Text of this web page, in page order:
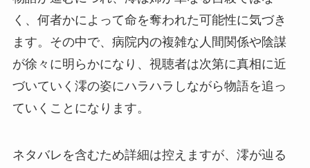
く、何者かによって命を奪われた可能性に気づき
ます。その中で、病院内の複雑な人間関係や陰謀
が徐々に明らかになり、視聴者は次第に真相に近
づいていく澪の姿にハラハラしながら物語を追っ
ていくことになります。
ネタバレを含むため詳細は控えますが、澪が辿る